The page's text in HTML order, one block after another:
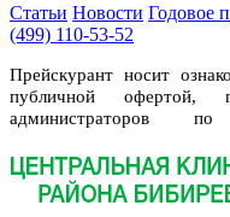
Статьи Новости Годовое
(499) 110-53-52
Прейскурант носит
публичной офертой,